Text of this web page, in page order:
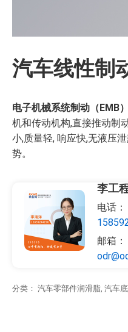
汽车线性制
电子机械系统制动（EMB
机和传动机构,直接推动制
小,质量轻, 响应快,无液压
势。
李工
电话：
邮箱：
分类： 汽车零部件润滑脂, 汽车